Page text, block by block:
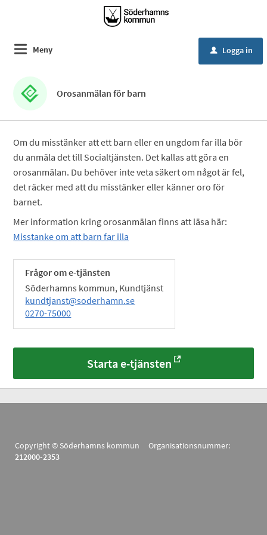
Meny u Logga in
Orosanmälan för barn
Om du misstänker att ett barn eller en ungdom far illa bör
du anmäla det till Socialtjänsten. Det kallas att göra en
orosanmälan. Du behöver inte veta säkert om något är fel,
det räcker med att du misstänker eller känner oro för
barnet.
Mer information kring orosanmälan finns att läsa här:
Misstanke om att barn far illa
Frågor om e-tjänsten
Söderhamns kommun, Kundtjänst
kundtjanst@soderhamn.se
0270-75000
Starta e-tjänsten
Copyright © Söderhamns kommun Organisationsnummer:
212000-2353